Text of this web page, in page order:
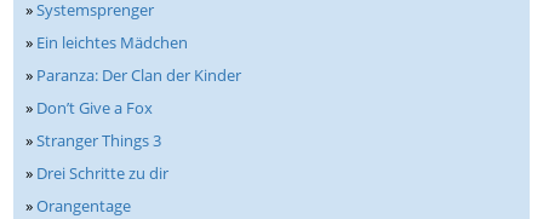
»Systemsprenger
» Ein leichtes Mädchen
» Paranza: Der Clan der Kinder
» Don’t Give a Fox
»Stranger Things 3
» Drei Schritte zu dir
»Orangentage